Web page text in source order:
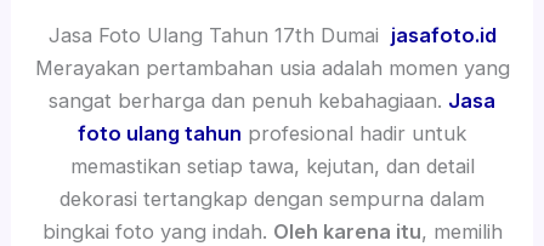
Jasa Foto Ulang Tahun 17th Dumai jasafoto.id
Merayakan pertambahan usia adalah momen yang
sangat berharga dan penuh kebahagiaan. Jasa
foto ulang tahun profesional hadir untuk
memastikan setiap tawa, kejutan, dan detail
dekorasi tertangkap dengan sempurna dalam
bingkai foto yang indah. Oleh karena itu, memilih